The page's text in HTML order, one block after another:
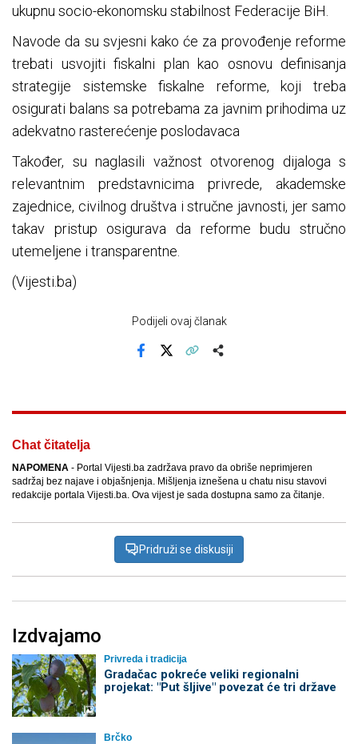
ukupnu socio-ekonomsku stabilnost Federacije BiH.
Navode da su svjesni kako će za provođenje reforme
trebati usvojiti fiskalni plan kao osnovu definisanja
strategije sistemske fiskalne reforme, koji treba
osigurati balans sa potrebama za javnim prihodima uz
adekvatno rasterećenje poslodavaca
Također, su naglasili važnost otvorenog dijaloga s
relevantnim predstavnicima privrede, akademske
zajednice, civilnog društva i stručne javnosti, jer samo
takav pristup osigurava da reforme budu stručno
utemeljene i transparentne.
(Vijesti.ba)
Podijeli ovaj članak
Chat čitatelja
NAPOMENA - Portal Vijesti.ba zadržava pravo da obriše neprimjeren
sadržaj bez najave i objašnjenja. Mišljenja iznešena u chatu nisu stavovi
redakcije portala Vijesti.ba. Ova vijest je sada dostupna samo za čitanje.
Pridruži se diskusiji
Izdvajamo
Privreda i tradicija
Gradačac pokreće veliki regionalni
projekat: "Put šljive" povezat će tri države
Brčko